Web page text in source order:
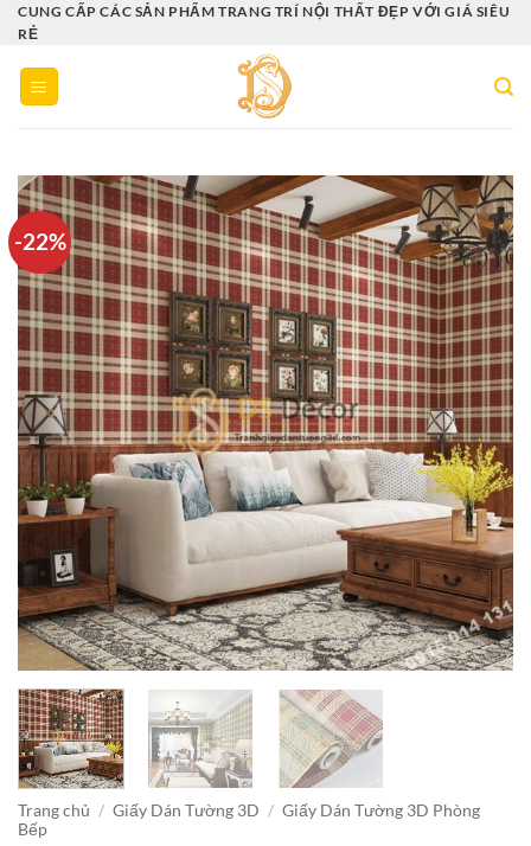
Bỏ
qua
nội
dung
CUNG CẤP CÁC SẢN PHẨM TRANG TRÍ NỘI THẤT ĐẸP VỚI GIÁ SIÊU
RẺ
-22%
Trang chủ / Giấy Dán Tường 3D / Giấy Dán Tường 3D Phòng
Bếp